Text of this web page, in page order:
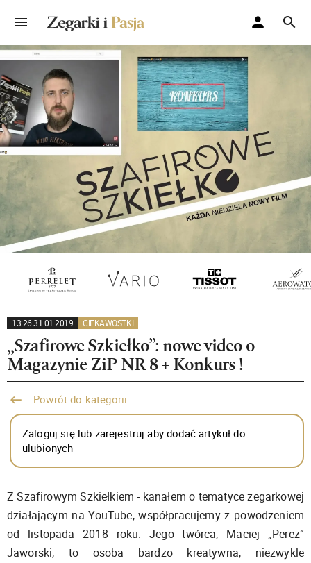
13:26 31.01.2019 CIEKAWOSTKI
„Szafirowe Szkiełko”: nowe video o
Magazynie ZiP NR 8 + Konkurs !
Powrót do kategorii
Zaloguj się lub zarejestruj aby dodać artykuł do
ulubionych
Z Szafirowym Szkiełkiem - kanałem o tematyce zegarkowej
działającym na YouTube, współpracujemy z powodzeniem
od listopada 2018 roku. Jego twórca, Maciej „Perez”
Jaworski, to osoba bardzo kreatywna, niezwykle